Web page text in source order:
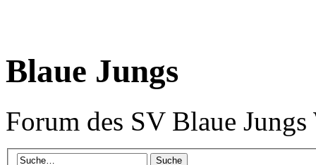
Blaue Jungs
Forum des SV Blaue